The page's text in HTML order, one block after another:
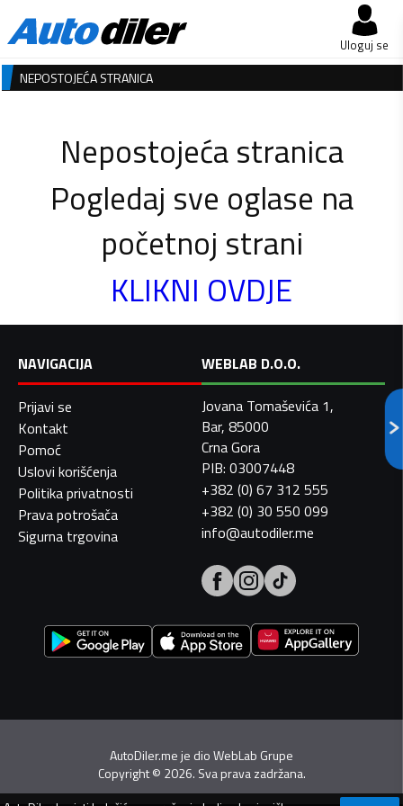
Uloguj se
NEPOSTOJEĆA STRANICA
Nepostojeća stranica
Pogledaj sve oglase na
početnoj strani
KLIKNI OVDJE
NAVIGACIJA
Prijavi se
Kontakt
Pomoć
Uslovi korišćenja
Politika privatnosti
Prava potrošača
Sigurna trgovina
WEBLAB D.O.O.
Jovana Tomaševića 1,
Bar, 85000
Crna Gora
PIB: 03007448
+382 (0) 67 312 555
+382 (0) 30 550 099
info@autodiler.me
AutoDiler.me je dioWebLab Grupe
Copyright© 2026. Sva prava zadržana.